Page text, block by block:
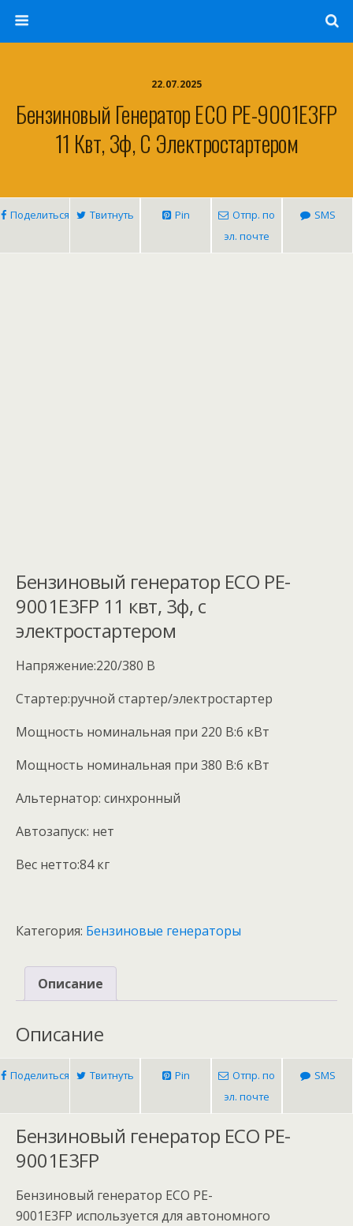
22.07.2025
Бензиновый Генератор ECO PE-9001E3FP
11 Квт, 3ф, С Электростартером
Поделиться Твитнуть Pin
Отпр. по
эл. почте
SMS
Бензиновый генератор ECO PE-
9001E3FP 11 квт, 3ф, с
электростартером
Напряжение:220/380 В
Стартер:ручной стартер/электростартер
Мощность номинальная при 220 В:6 кВт
Мощность номинальная при 380 В:6 кВт
Альтернатор: синхронный
Автозапуск: нет
Вес нетто:84 кг
Категория: Бензиновые генераторы
Описание
Описание
Поделиться Твитнуть Pin
Отпр. по
эл. почте
SMS
Бензиновый генератор ECO PE-
9001E3FP
Бензиновый генератор ECO PE-
9001E3FP используется для автономного